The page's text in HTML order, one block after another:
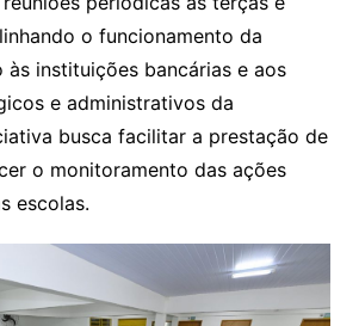
o funcionamento da
instituições bancárias e aos
e administrativos da
busca facilitar a prestação de
o monitoramento das ações
escolas.